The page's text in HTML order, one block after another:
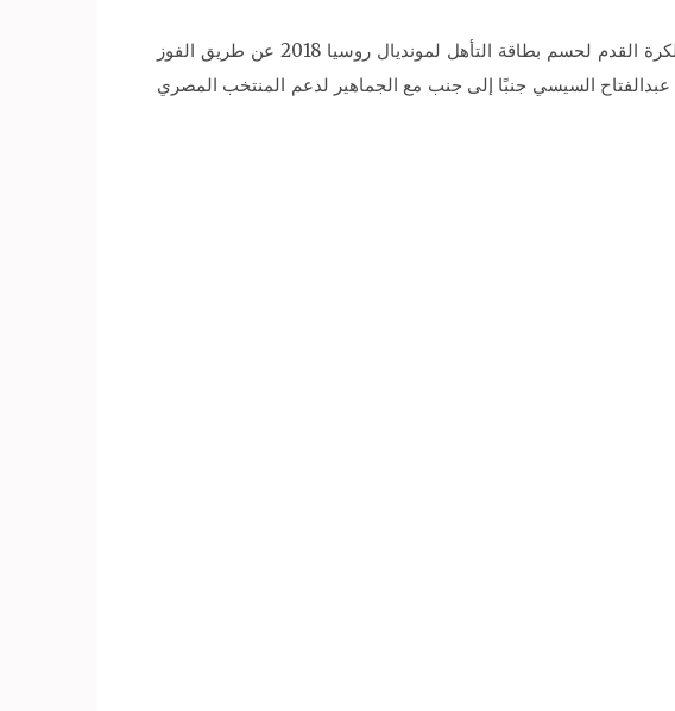
فيما يستعد استاد برج العرب بالإسكندرية إلى استقبال الجماهير الوفية التي تسعى وراء فريقها الوطني لكرة القدم لحسم بطاقة التأهل لمونديال روسيا 2018 عن طريق الفوز
عبدالفتاح السيسي جنبًا إلى جنب مع الجماهير لدعم المنتخب المصري